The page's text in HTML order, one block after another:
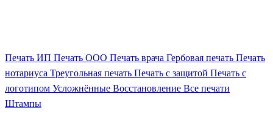
Печать ИП Печать ООО Печать врача Гербовая печать Печать
нотариуса Треугольная печать Печать с защитой Печать с
логотипом Усложнённые Восстановление Все печати
Штампы